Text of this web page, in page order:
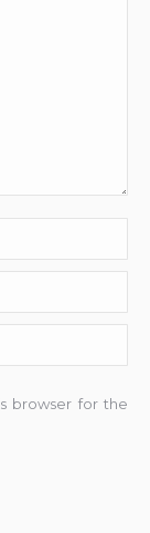
browser for the